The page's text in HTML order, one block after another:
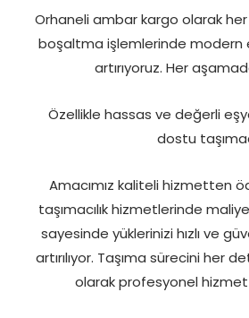
Orhaneli ambar kargo olarak
boşaltma işlemlerinde modern
artırıyoruz. Her
Özellikle hassas ve değerli
dostu
Amacımız kaliteli hizmetten
taşımacılık hizmetlerinde
sayesinde yüklerinizi hızlı ve
artırılıyor. Taşıma sürecini her
olarak profesyonel hizmet